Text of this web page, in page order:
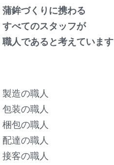
蒲鉾づくりに携わる
すべてのスタッフが
職人であると考えています
製造の職人
包装の職人
梱包の職人
配達の職人
接客の職人